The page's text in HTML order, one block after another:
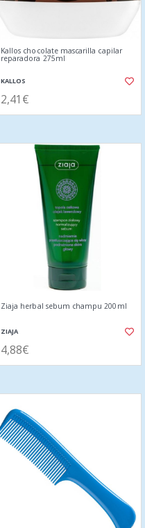
Kallos chocolate mascarilla capilar
reparadora 275ml
KALLOS
2,41€
Ziaja herbal sebum champu 200ml
ZIAJA
4,88€